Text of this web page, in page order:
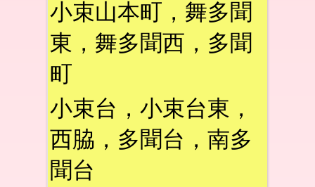
小束山本町，舞多聞
東，舞多聞西，多聞
町
小束台，小束台東，
西脇，多聞台，南多
聞台